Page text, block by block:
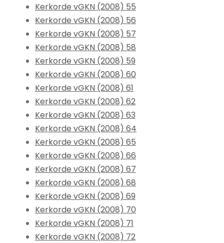
Kerkorde vGKN (2008) 55
Kerkorde vGKN (2008) 56
Kerkorde vGKN (2008) 57
Kerkorde vGKN (2008) 58
Kerkorde vGKN (2008) 59
Kerkorde vGKN (2008) 60
Kerkorde vGKN (2008) 61
Kerkorde vGKN (2008) 62
Kerkorde vGKN (2008) 63
Kerkorde vGKN (2008) 64
Kerkorde vGKN (2008) 65
Kerkorde vGKN (2008) 66
Kerkorde vGKN (2008) 67
Kerkorde vGKN (2008) 68
Kerkorde vGKN (2008) 69
Kerkorde vGKN (2008) 70
Kerkorde vGKN (2008) 71
Kerkorde vGKN (2008) 72